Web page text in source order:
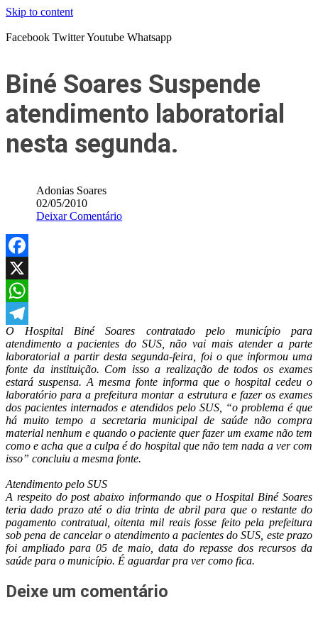
Skip to content
Facebook TwitterYoutube Whatsapp
Biné Soares Suspende
atendimento laboratorial
nesta segunda.
Adonias Soares
02/05/2010
Deixar Comentário
Facebook
X
WhatsApp
Telegram
O Hospital Biné Soares contratado pelo município para
atendimento a pacientes do SUS, não vai mais atender a parte
laboratorial a partir desta segunda-feira, foi o que informou uma
fonte da instituição. Com isso a realização de todos os exames
estará suspensa. A mesma fonte informa que o hospital cedeu o
laboratório para a prefeitura montar a estrutura e fazer os exames
dos pacientes internados e atendidos pelo SUS, “o problema é que
há muito tempo a secretaria municipal de saúde não compra
material nenhum e quando o paciente quer fazer um exame não tem
como e acha que a culpa é do hospital que não tem nada a ver com
isso” concluiu a mesma fonte.
Atendimento pelo SUS
A respeito do post abaixo informando que o Hospital Biné Soares
teria dado prazo até o dia trinta de abril para que o restante do
pagamento contratual, oitenta mil reais fosse feito pela prefeitura
sob pena de cancelar o atendimento a pacientes do SUS, este prazo
foi ampliado para 05 de maio, data do repasse dos recursos da
saúde para o município. É aguardar pra ver como fica.
Deixe um comentário